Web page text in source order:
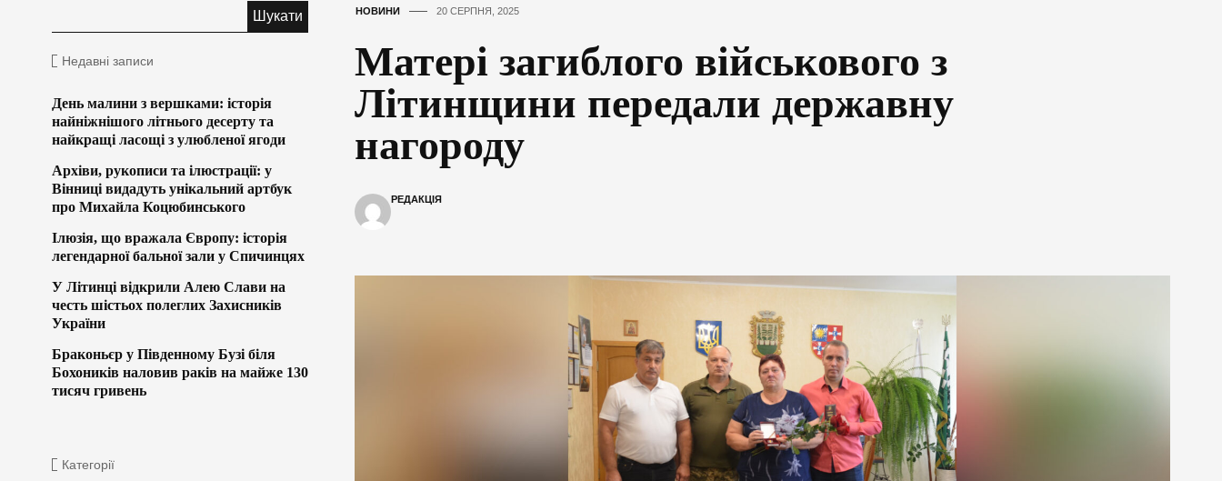
НОВИНИ 20 СЕРПНЯ, 2025
Матері загиблого військового з
Літинщини передали державну
нагороду
РЕДАКЦІЯ
Недавні записи
День малини з вершками: історія
найніжнішого літнього десерту та
найкращі ласощі з улюбленої ягоди
Архіви, рукописи та ілюстрації: у
Вінниці видадуть унікальний артбук
про Михайла Коцюбинського
Ілюзія, що вражала Європу: історія
легендарної бальної зали у Спичинцях
У Літинці відкрили Алею Слави на
честь шістьох полеглих Захисників
України
Браконьєр у Південному Бузі біля
Бохоників наловив раків на майже 130
тисяч гривень
Категорії